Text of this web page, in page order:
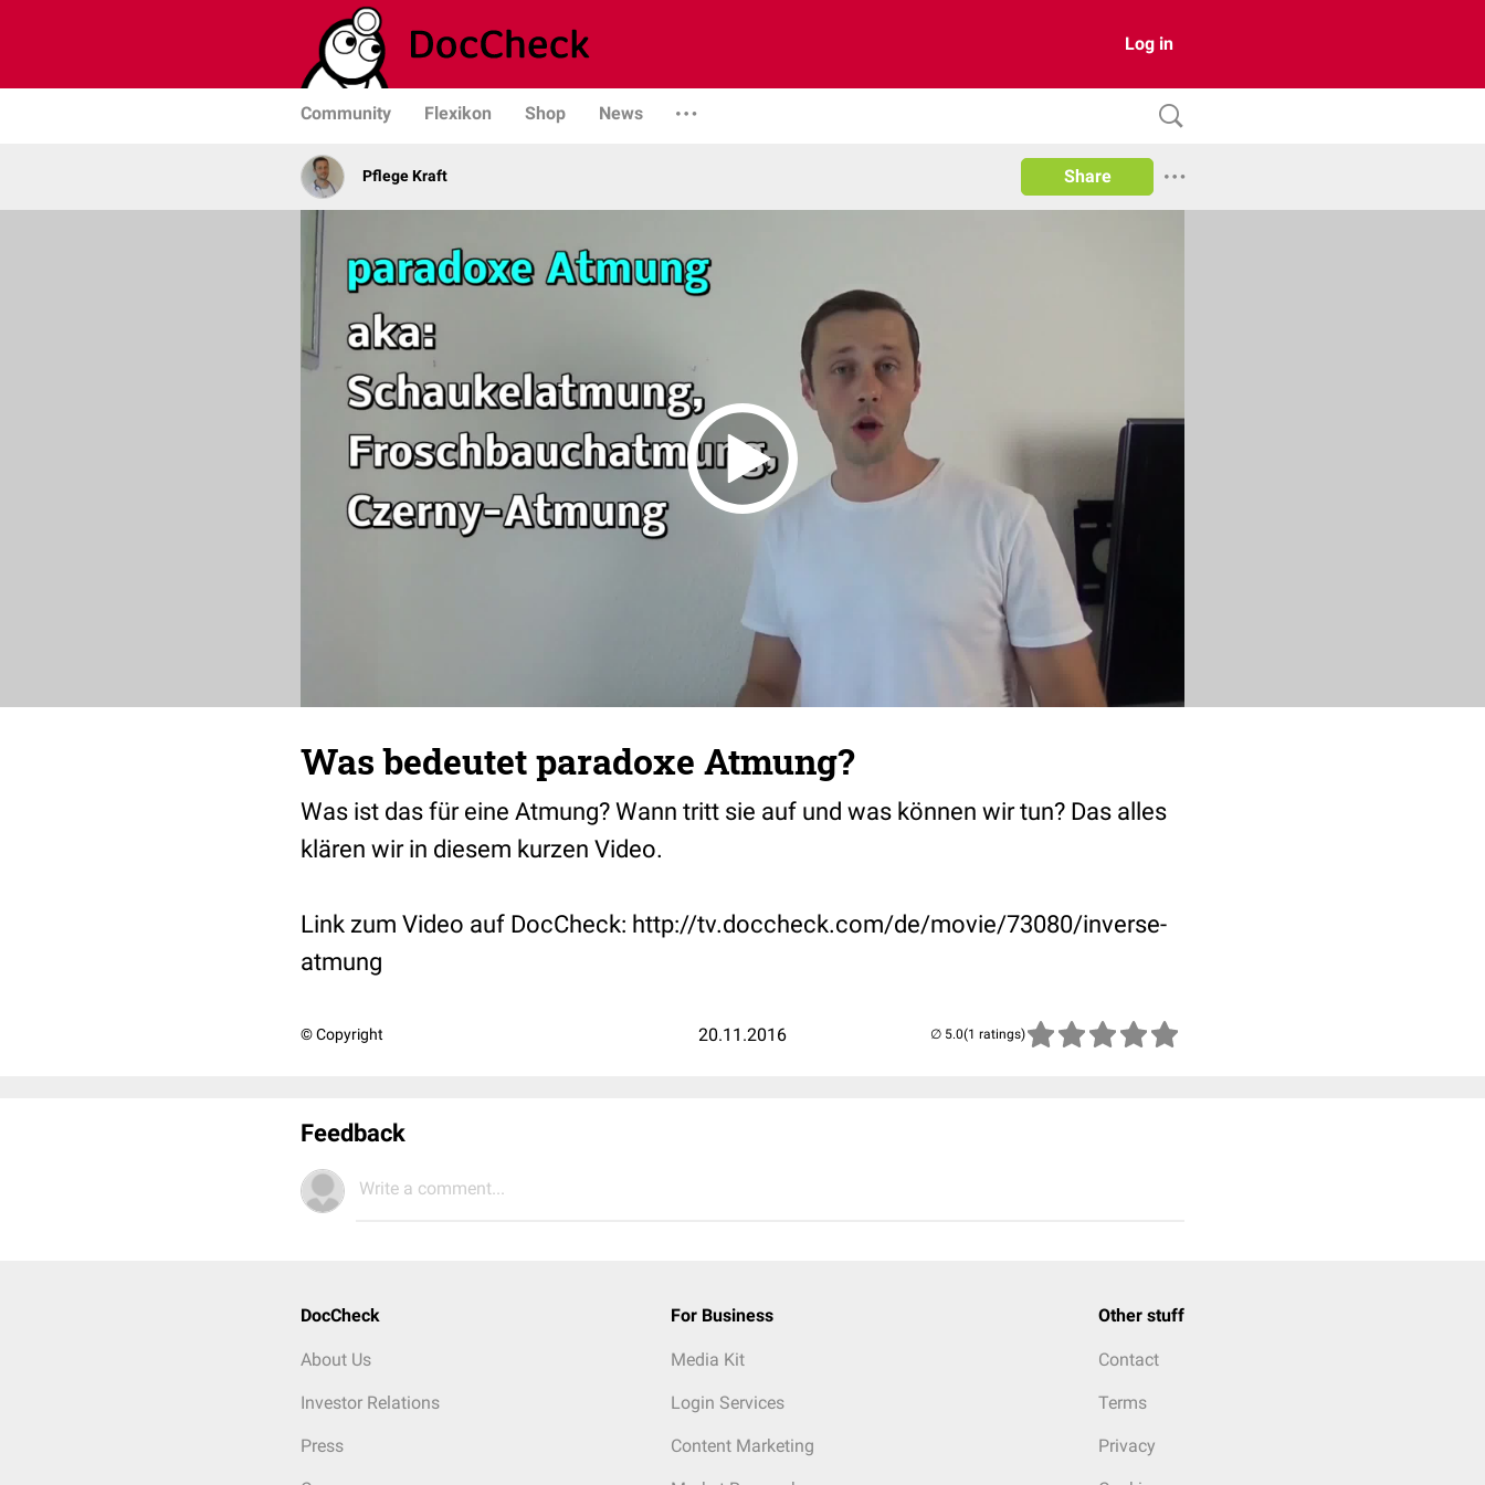
Log in
Community Flexikon Shop News
Pflege Kraft Share
Was bedeutet paradoxe Atmung?
Was ist das für eine Atmung? Wann tritt sie auf und was können wir tun? Das alles
klären wir in diesem kurzen Video.
Link zum Video auf DocCheck: http://tv.doccheck.com/de/movie/73080/inverse-
atmung
© Copyright 20.11.2016 (1 ratings)
Feedback
Write a comment...
DocCheck
About Us
Investor Relations
Press
For Business
Media Kit
Login Services
Content Marketing
Other stuff
Contact
Terms
Privacy